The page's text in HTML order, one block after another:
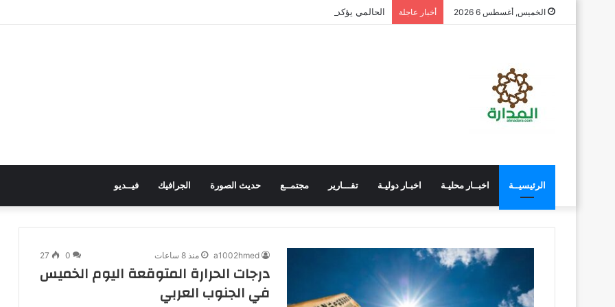
الخميس, أغسطس 6 2026 أخبار عاجلة الحالمي يؤكد تسخير الانتقالي كافة الوسائل للإفراج عن المعتقلين
الرئيسيــة اخبــار محليـة اخبـار دوليـة تقـــارير مجتمــع حديث الصورة الجرافيك فيــديو
a1002hmed منذ 8 ساعات 0
27
درجات الحرارة المتوقعة اليوم الخميس
في الجنوب العربي